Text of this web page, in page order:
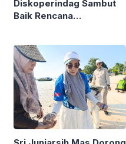
Diskoperindag Sambut
Baik Rencana